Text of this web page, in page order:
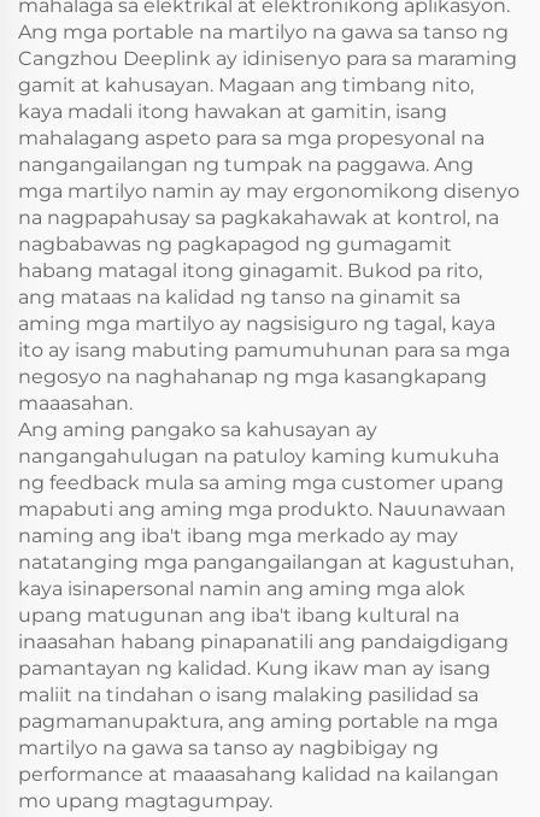
mahalaga sa elektrikal at elektronikong aplikasyon.
Ang mga portable na martilyo na gawa sa tanso ng
Cangzhou Deeplink ay idinisenyo para sa maraming
gamit at kahusayan. Magaan ang timbang nito,
kaya madali itong hawakan at gamitin, isang
mahalagang aspeto para sa mga propesyonal na
nangangailangan ng tumpak na paggawa. Ang
mga martilyo namin ay may ergonomikong disenyo
na nagpapahusay sa pagkakahawak at kontrol, na
nagbabawas ng pagkapagod ng gumagamit
habang matagal itong ginagamit. Bukod pa rito,
ang mataas na kalidad ng tanso na ginamit sa
aming mga martilyo ay nagsisiguro ng tagal, kaya
ito ay isang mabuting pamumuhunan para sa mga
negosyo na naghahanap ng mga kasangkapang
maaasahan.
Ang aming pangako sa kahusayan ay
nangangahulugan na patuloy kaming kumukuha
ng feedback mula sa aming mga customer upang
mapabuti ang aming mga produkto. Nauunawaan
naming ang iba't ibang mga merkado ay may
natatanging mga pangangailangan at kagustuhan,
kaya isinapersonal namin ang aming mga alok
upang matugunan ang iba't ibang kultural na
inaasahan habang pinapanatili ang pandaigdigang
pamantayan ng kalidad. Kung ikaw man ay isang
maliit na tindahan o isang malaking pasilidad sa
pagmamanupaktura, ang aming portable na mga
martilyo na gawa sa tanso ay nagbibigay ng
performance at maaasahang kalidad na kailangan
mo upang magtagumpay.